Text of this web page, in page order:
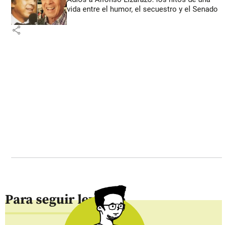
vida entre el humor, el secuestro y el Senado
share
Para seguir leyendo